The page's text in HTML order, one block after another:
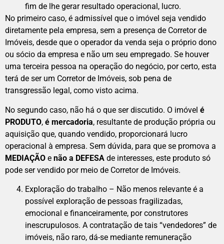
fim de lhe gerar resultado operacional, lucro.
No primeiro caso, é admissível que o imóvel seja vendido
diretamente pela empresa, sem a presença de Corretor de
Imóveis, desde que o operador da venda seja o próprio dono
ou sócio da empresa e não um seu empregado. Se houver
uma terceira pessoa na operação do negócio, por certo, esta
terá de ser um Corretor de Imóveis, sob pena de
transgressão legal, como visto acima.
No segundo caso, não há o que ser discutido. O imóvel é
PRODUTO, é mercadoria, resultante de produção própria ou
aquisição que, quando vendido, proporcionará lucro
operacional à empresa. Sem dúvida, para que se promova a
MEDIAÇÃO e não a DEFESA de interesses, este produto só
pode ser vendido por meio de Corretor de Imóveis.
Exploração do trabalho – Não menos relevante é a
possível exploração de pessoas fragilizadas,
emocional e financeiramente, por construtores
inescrupulosos. A contratação de tais “vendedores” de
imóveis, não raro, dá-se mediante remuneração